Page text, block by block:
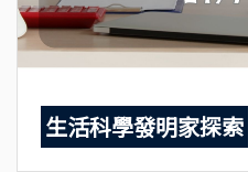
生活科學發明家探索